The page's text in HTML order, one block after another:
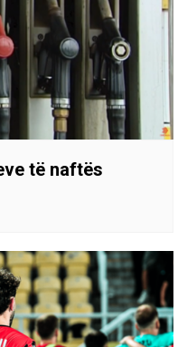
të naftës